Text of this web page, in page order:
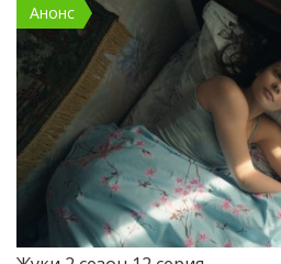
Анонс